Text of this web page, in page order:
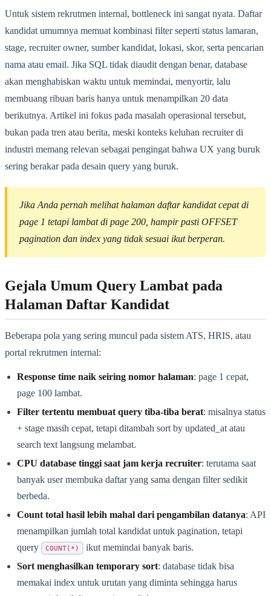
Untuk sistem rekrutmen internal, bottleneck ini sangat nyata. Daftar
kandidat umumnya memuat kombinasi filter seperti status lamaran,
stage, recruiter owner, sumber kandidat, lokasi, skor, serta pencarian
nama atau email. Jika SQL tidak diaudit dengan benar, database
akan menghabiskan waktu untuk memindai, menyortir, lalu
membuang ribuan baris hanya untuk menampilkan 20 data
berikutnya. Artikel ini fokus pada masalah operasional tersebut,
bukan pada tren atau berita, meski konteks keluhan recruiter di
industri memang relevan sebagai pengingat bahwa UX yang buruk
sering berakar pada desain query yang buruk.
Jika Anda pernah melihat halaman daftar kandidat cepat di
page 1 tetapi lambat di page 200, hampir pasti OFFSET
pagination dan index yang tidak sesuai ikut berperan.
Gejala Umum Query Lambat pada
Halaman Daftar Kandidat
Beberapa pola yang sering muncul pada sistem ATS, HRIS, atau
portal rekrutmen internal:
Response time naik seiring nomor halaman: page 1 cepat,
page 100 lambat.
Filter tertentu membuat query tiba-tiba berat: misalnya status
+ stage masih cepat, tetapi ditambah sort by updated_at atau
search text langsung melambat.
CPU database tinggi saat jam kerja recruiter: terutama saat
banyak user membuka daftar yang sama dengan filter sedikit
berbeda.
Count total hasil lebih mahal dari pengambilan datanya: API
menampilkan jumlah total kandidat untuk pagination, tetapi
query
COUNT(*)
ikut memindai banyak baris.
Sort menghasilkan temporary sort: database tidak bisa
memakai index untuk urutan yang diminta sehingga harus